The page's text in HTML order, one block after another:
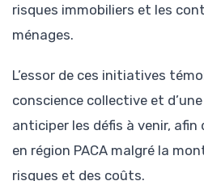
risques immobiliers et les
ménages.
L’essor de ces initiatives
conscience collective et
anticiper les défis à venir, afin
en région PACA malgré la
risques et des coûts.